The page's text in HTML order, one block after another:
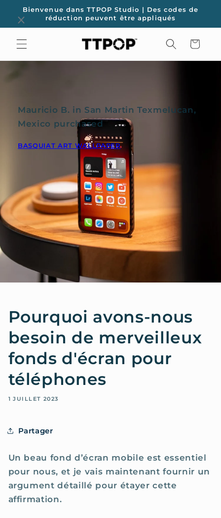
passer
au
contenu
Bienvenue dans TTPOP Studio | Des codes de
réduction peuvent être appliqués
Panier
Pourquoi avons-nous
besoin de merveilleux
fonds d'écran pour
téléphones
1 JUILLET 2023
Partager
Un beau fond d’écran mobile est essentiel
pour nous, et je vais maintenant fournir un
argument détaillé pour étayer cette
affirmation.
Mauricio B. in San Martin Texmelucan,
Mexico purchased
BASQUIAT ART WALLPAPER